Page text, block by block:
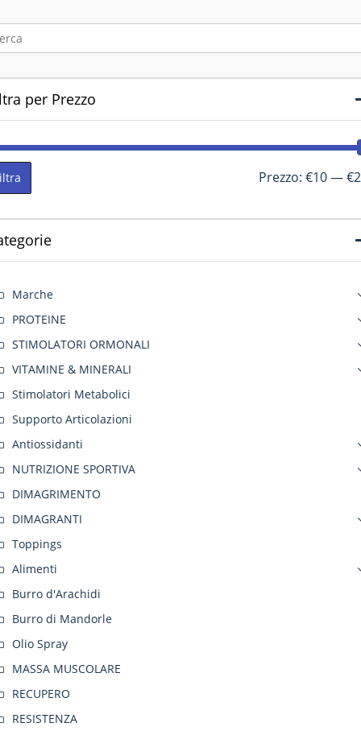
per Prezzo
Prezzo: €10—
Marche
PROTEINE
STIMOLATORI ORMONALI
VITAMINE & MINERALI
Stimolatori Metabolici
Supporto Articolazioni
Antiossidanti
NUTRIZIONE SPORTIVA
DIMAGRIMENTO
DIMAGRANTI
Toppings
Alimenti
Burro d'Arachidi
Burro di Mandorle
Olio Spray
MASSA MUSCOLARE
RECUPERO
RESISTENZA